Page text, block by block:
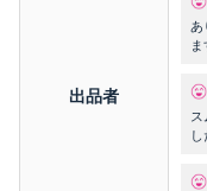
出品者
あ
ま
ス